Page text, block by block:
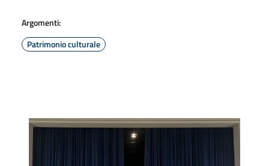
Argomenti:
Patrimonio culturale